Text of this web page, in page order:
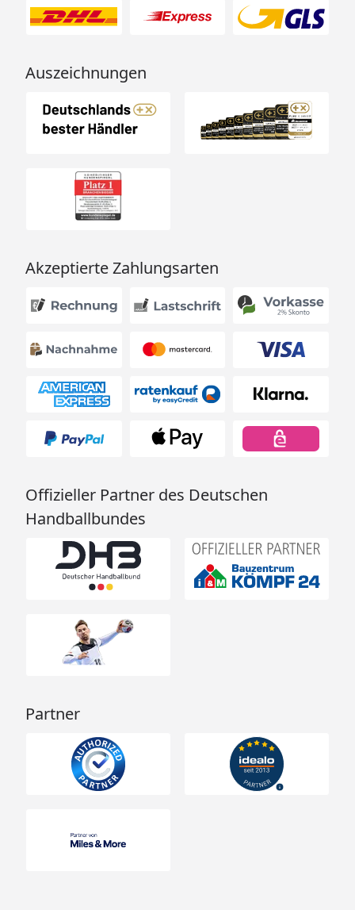
Auszeichnungen
Akzeptierte Zahlungsarten
Offizieller Partner des Deutschen
Handballbundes
Partner